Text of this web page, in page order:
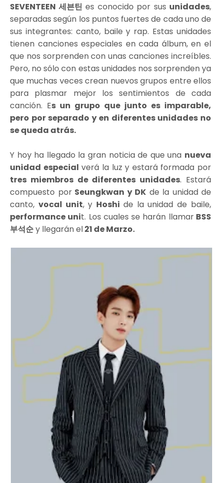
SEVENTEEN 세븐틴 es conocido por sus unidades,
separadas según los puntos fuertes de cada uno de
sus integrantes: canto, baile y rap. Estas unidades
tienen canciones especiales en cada álbum, en el
que nos sorprenden con unas canciones increíbles.
Pero, no sólo con estas unidades nos sorprenden ya
que muchas veces crean nuevos grupos entre ellos
para plasmar mejor los sentimientos de cada
canción. Es un grupo que junto es imparable,
pero por separado y en diferentes unidades no
se queda atrás.
Y hoy ha llegado la gran noticia de que una nueva
unidad especial verá la luz y estará formada por
tres miembros de diferentes unidades. Estará
compuesto porSeungkwan y DK de la unidad de
canto, vocal unit, y Hoshi de la unidad de baile,
performance unit. Los cuales se harán llamarBSS
부석순y llegarán el21 de Marzo.